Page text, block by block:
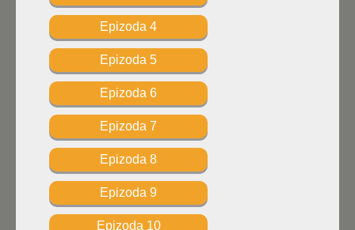
Epizoda 4
Epizoda 5
Epizoda 6
Epizoda 7
Epizoda 8
Epizoda 9
Epizoda 10